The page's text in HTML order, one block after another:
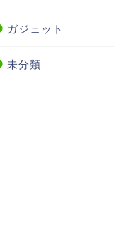
ガジェット
未分類